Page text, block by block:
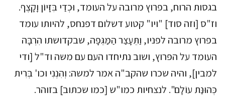
בגסות הרוח, בפרוץ מרובה על העומד, וּכְדַי בִּזָּיוֹן וָקָצֶף.
וז"ס [וזה סוד] "ויו" קטוע דשלום דפנחס, להיותו עומד
בפרוץ מרובה לפניו, וַתֵּעָצַר הַמַּגֵּפָה, שבקדושתו הִרְבָּה
העומד על הפרוץ, ושוב נתיחדו העם עם משה וד"ל [ודי
למבין], והיה שכרו שהקב"ה אמר למשה: וְהִנְנִי וכו' בְּרִית
כְּהוּנַּת עוֹלָם". לנצחיות כמו"ש [כמו שכתוב] בזוהר.